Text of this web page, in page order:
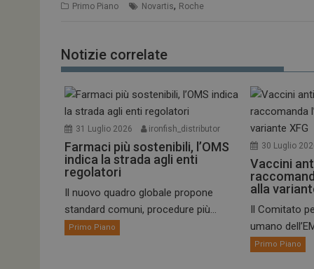
Primo Piano Novartis, Roche
Notizie correlate
31 Luglio 2026 ironfish_distributor
Farmaci più sostenibili, l’OMS
indica la strada agli enti
regolatori
Il nuovo quadro globale propone
standard comuni, procedure più...
Primo Piano
30 Luglio
Vaccini
alla
Il Comitato
umano
Primo Piano
PHPSESSID
ironfish-session-id